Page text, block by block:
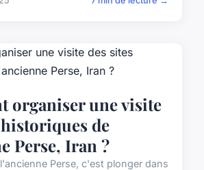
organiser une visite
de
Perse, Iran ?
Perse, c'est plonger dans